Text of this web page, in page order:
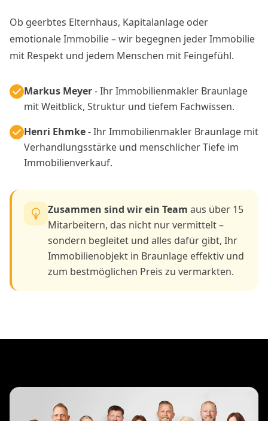
Ob geerbtes Elternhaus, Kapitalanlage oder
emotionale Immobilie – wir begegnen jeder Immobilie
mit Respekt und jedem Menschen mit Feingefühl.
Markus Meyer- Ihr Immobilienmakler Braunlage
mit Weitblick, Struktur und tiefem Fachwissen.
Henri Ehmke- Ihr Immobilienmakler Braunlage mit
Verhandlungsstärke und menschlicher Tiefe im
Immobilienverkauf.
Zusammen sind wir ein Team aus über 15
Mitarbeitern, das nicht nur vermittelt –
sondern begleitet und alles dafür gibt, Ihr
Immobilienobjekt in Braunlage effektiv und
zum bestmöglichen Preis zu vermarkten.